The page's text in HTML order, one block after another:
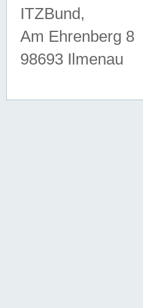
ITZBund,
Am Ehrenberg 8
98693 Ilmenau